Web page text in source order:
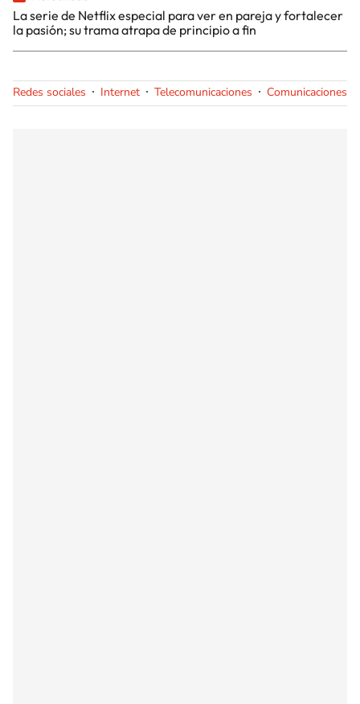
La serie de Netflix especial para ver en pareja y fortalecer
la pasión; su trama atrapa de principio a fin
Redes sociales Internet Telecomunicaciones Comunicaciones